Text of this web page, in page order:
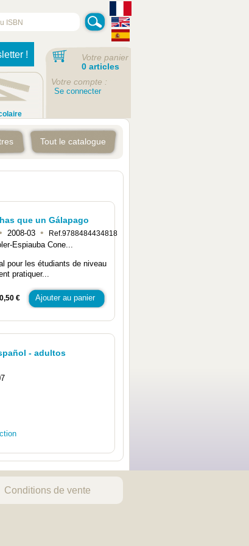
!
Votre panier
0 articles
Votre compte :
Se connecter
Tout le catalogue
que un Gálapago
2008-03 • Ref.9788484434818
Espiauba Cone...
pour les étudiants de niveau
pratiquer...
€ Ajouter au panier
- adultos
Conditions de vente